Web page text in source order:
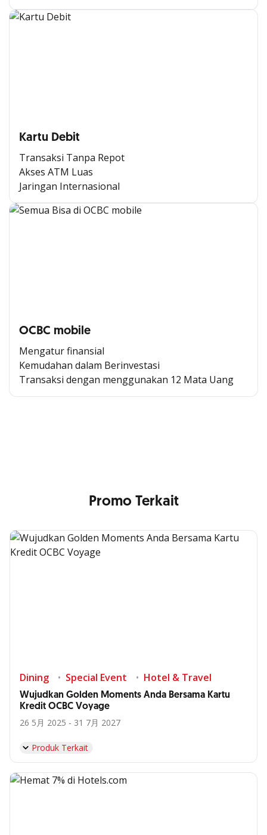
Kartu Debit
Transaksi Tanpa Repot
Akses ATM Luas
Jaringan Internasional
OCBC mobile
Mengatur finansial
Kemudahan dalam Berinvestasi
Transaksi dengan menggunakan 12 Mata Uang
Cross Selling Banner Global
Promo Terkait
Dining Special Event Hotel & Travel
Wujudkan Golden Moments Anda Bersama Kartu
Kredit OCBC Voyage
26 5月 2025 - 31 7月 2027
Produk Terkait